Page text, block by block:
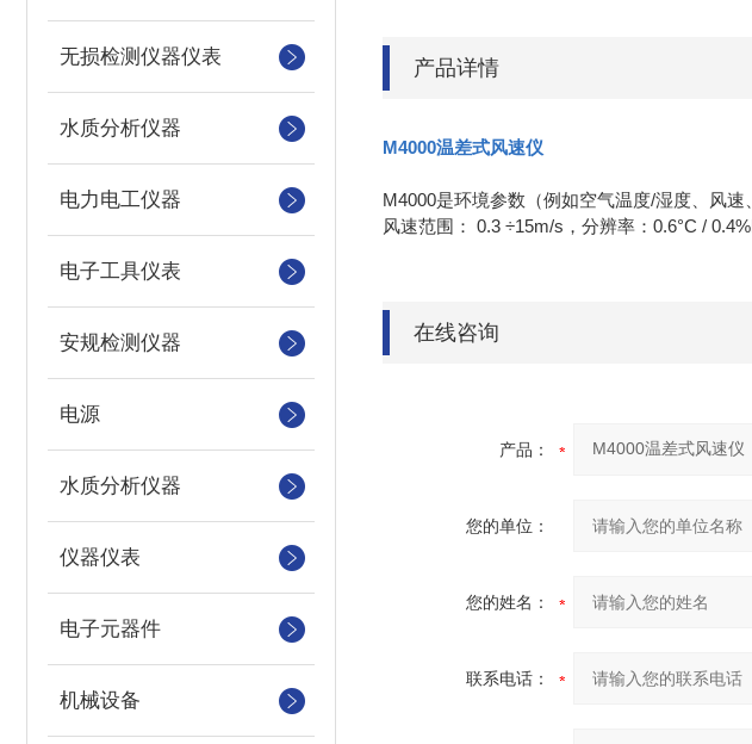
无损检测仪器仪表
水质分析仪器
电力电工仪器
电子工具仪表
安规检测仪器
电源
水质分析仪器
仪器仪表
电子元器件
机械设备
产品详情
M4000温差式风速仪
M4000是环境参数（例如空气温度/湿度、风
风速范围： 0.3 ÷15m/s，分辨率：0.6°C /
在线咨询
产品：
您的单位：
您的姓名：
联系电话：